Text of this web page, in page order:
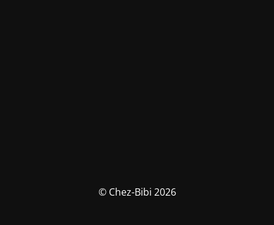
© Chez-Bibi 2026